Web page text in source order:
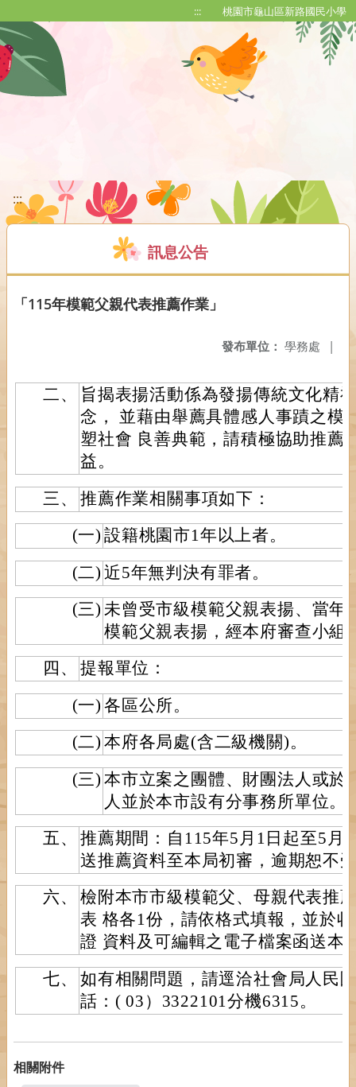
::: 桃園市龜山區新路國民小學
:::
訊息公告
「115年模範父親代表推薦作業」
發布單位： 學務處 |
二、
旨揭表揚活動係為發揚傳統文化精
念， 並藉由舉薦具體感人事蹟之模
塑社會 良善典範，請積極協助推薦
益。
三、
推薦作業相關事項如下：
(一) 設籍桃園市1年以上者。
(二) 近5年無判決有罪者。
(三) 未曾受市級模範父親表揚、當年
模範父親表揚，經本府審查小組
四、
提報單位：
(一) 各區公所。
(二) 本府各局處(含二級機關)。
(三) 本市立案之團體、財團法人或於
人並於本市設有分事務所單位。
五、
推薦期間：自115年5月1日起至5月
送推薦資料至本局初審，逾期恕不
六、
檢附本市市級模範父、母親代表推
表 格各1份，請依格式填報，並於
證 資料及可編輯之電子檔案函送本
七、
如有相關問題，請逕洽社會局人民
話：( 03）3322101分機6315。
相關附件